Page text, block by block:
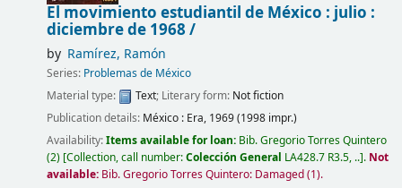
El movimiento estudiantil de México : julio :
diciembre de 1968 /
by Ramírez, Ramón
Series: Problemas de México
Material type:
Text; Literary form: Not fiction
Publication details: México : Era, 1969 (1998 impr.)
Availability:Items available for loan: Bib. Gregorio Torres Quintero
(2) Collection, call number:Colección General LA428.7 R3.5, .. . Not
available: Bib. Gregorio Torres Quintero: Damaged(1).